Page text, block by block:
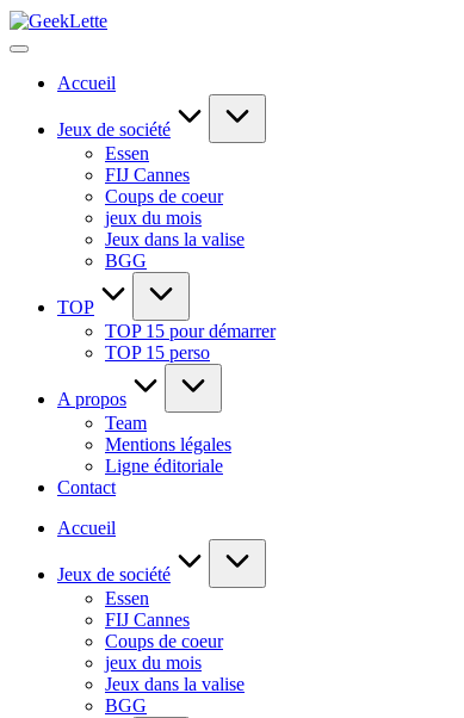
Skip
GeekLette
blog
Accueil
Jeux de société
Essen
FIJ Cannes
Coups de coeur
jeux du mois
Jeux dans la valise
BGG
TOP
TOP 15 pour démarrer
TOP 15 perso
A propos
Team
Mentions légales
Ligne éditoriale
Contact
Accueil
Jeux de société
Essen
FIJ Cannes
Coups de coeur
jeux du mois
Jeux dans la valise
BGG